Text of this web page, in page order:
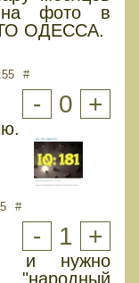
фото в
ОДЕССА.
#
- 0 +
#
- 1 +
и нужно